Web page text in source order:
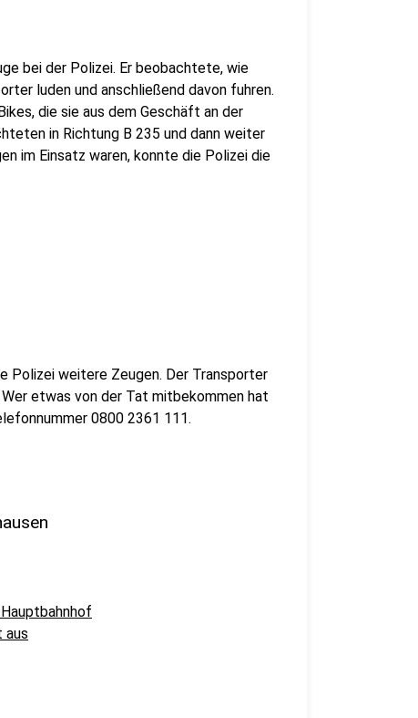
bei der Polizei. Er beobachtete, wie
luden und anschließend davon fuhren.
die sie aus dem Geschäft an der
in Richtung B 235 und dann weiter
im Einsatz waren, konnte die Polizei die
Polizei weitere Zeugen. Der Transporter
etwas von der Tat mitbekommen hat
0800 2361 111.
aus